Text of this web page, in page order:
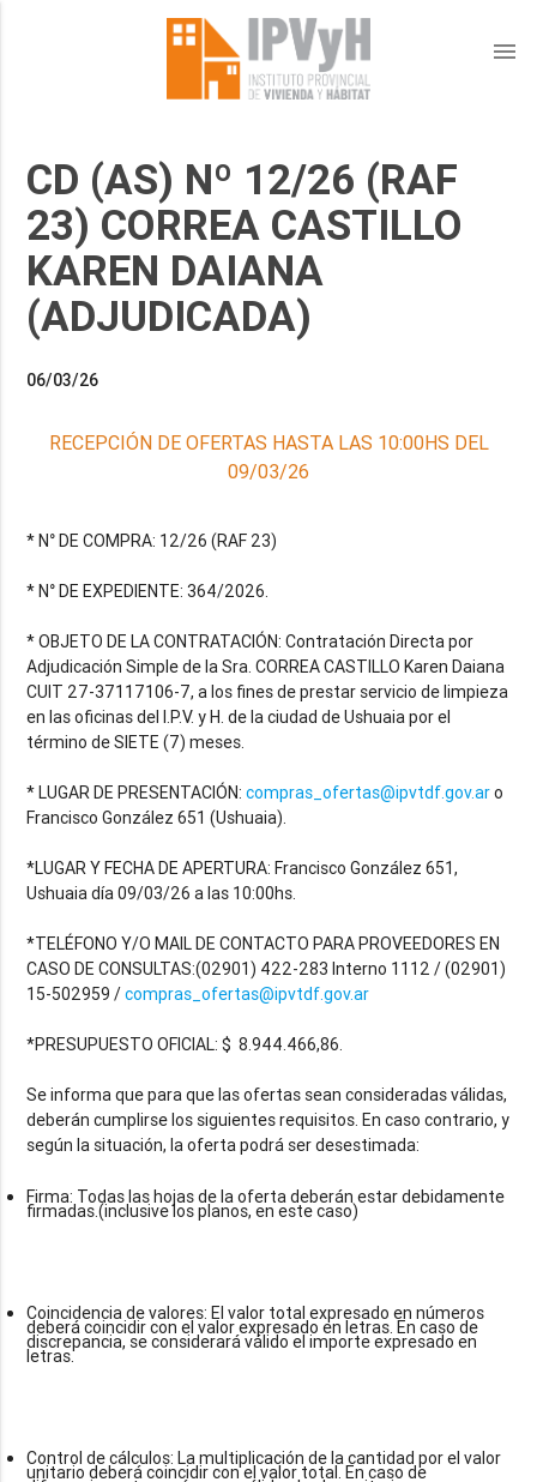
menu
CD (AS) Nº 12/26 (RAF
23) CORREA CASTILLO
KAREN DAIANA
(ADJUDICADA)
06/03/26
RECEPCIÓN DE OFERTAS HASTA LAS 10:00HS DEL
09/03/26
* N° DE COMPRA: 12/26 (RAF 23)
* N° DE EXPEDIENTE: 364/2026.
* OBJETO DE LA CONTRATACIÓN: Contratación Directa por
Adjudicación Simple de la Sra. CORREA CASTILLO Karen Daiana
CUIT 27-37117106-7, a los fines de prestar servicio de limpieza
en las oficinas del I.P.V. y H. de la ciudad de Ushuaia por el
término de SIETE (7) meses.
* LUGAR DE PRESENTACIÓN:compras_ofertas@ipvtdf.gov.aro
Francisco González 651 (Ushuaia).
*LUGAR Y FECHA DE APERTURA: Francisco González 651,
Ushuaia día 09/03/26 a las 10:00hs.
*TELÉFONO Y/O MAIL DE CONTACTO PARA PROVEEDORES EN
CASO DE CONSULTAS:(02901) 422-283 Interno 1112 / (02901)
15-502959 /compras_ofertas@ipvtdf.gov.ar
*PRESUPUESTO OFICIAL: $ 8.944.466,86.
Se informa que para que las ofertas sean consideradas válidas,
deberán cumplirse los siguientes requisitos. En caso contrario, y
Firma: Todas las hojas de la oferta deberán estar debidamente
firmadas.(inclusive los planos, en este caso)
Coincidencia de valores: El valor total expresado en números
deberá coincidir con el valor expresado en letras. En caso de
discrepancia, se considerará válido el importe expresado en
letras.
Control de cálculos: La multiplicación de la cantidad por el valor
unitario deberá coincidir con el valor total. En caso de